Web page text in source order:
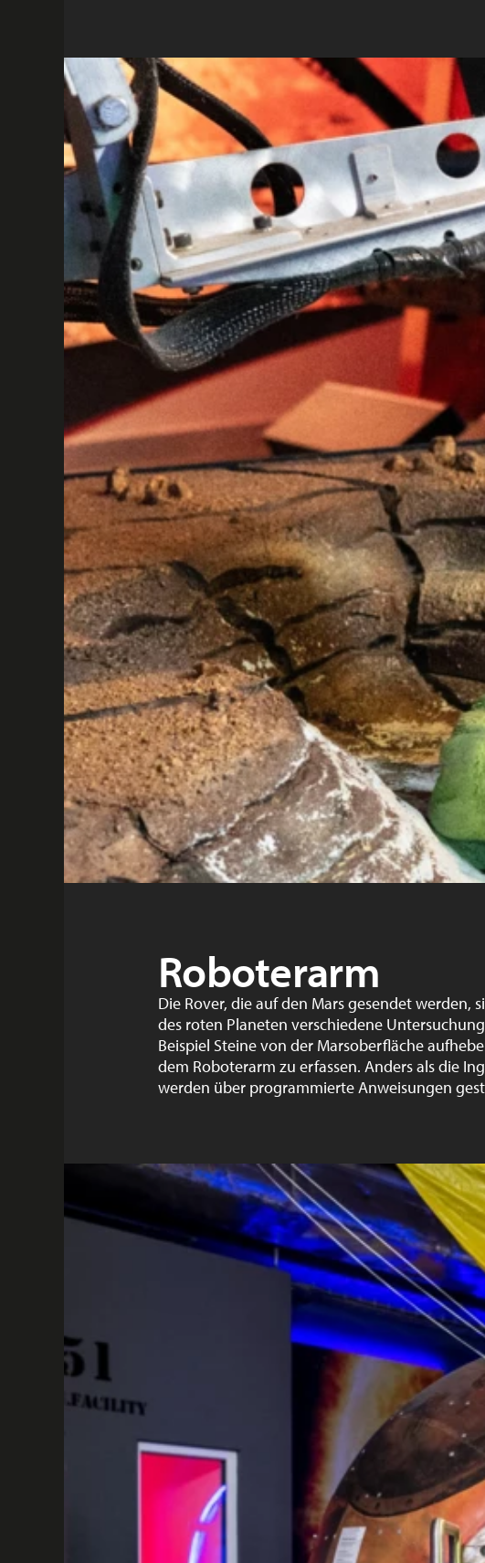
Roboterarm
Die Rover, die auf den Mars gesendet
des roten Planeten verschiedene
Beispiel Steine von der Marsoberfläche
dem Roboterarm zu erfassen. Anders als die
werden über programmierte Anweisungen